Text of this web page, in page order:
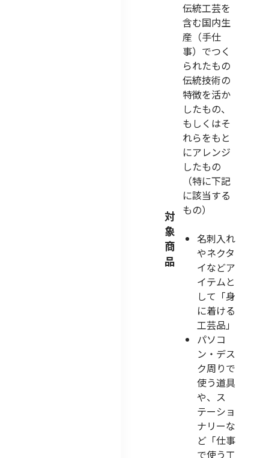
対
象
商
品
伝統工芸を
含む国内生
産（手仕
事）でつく
られたもの
伝統技術の
特徴を活か
したもの、
もしくはそ
れらをもと
にアレンジ
したもの
（特に下記
に該当する
もの）
名刺入れ
やネクタ
イなどア
イテムと
して「身
に着ける
工芸品」
パソコ
ン・デス
ク周りで
使う道具
や、ス
テーショ
ナリーな
ど「仕事
で使う工